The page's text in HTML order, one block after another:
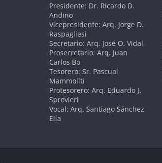
Presidente: Dr. Ricardo D.
Andino
Vicepresidente: Arq. Jorge D.
Raspagliesi
Secretario: Arq. José O. Vidal
Prosecretario: Arq. Juan
Carlos Bo
Tesorero: Sr. Pascual
Mammoliti
Protesorero: Arq. Eduardo J.
Sprovieri
Vocal: Arq. Santiago Sánchez
Elía